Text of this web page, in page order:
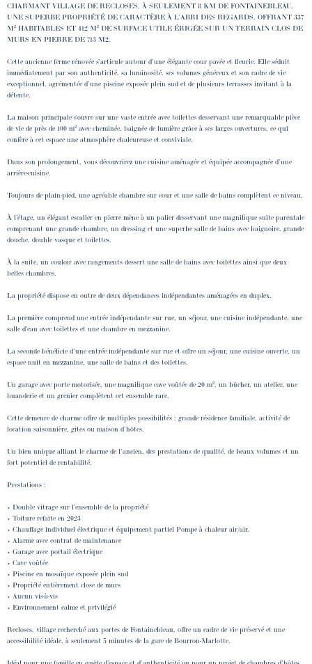
CHARMANT VILLAGE DE RECLOSES, À SEULEMENT 8 KM DE FONTAINEBLEAU,
UNE SUPERBE PROPRIÉTÉ DE CARACTÈRE À L’ABRI DES REGARDS, OFFRANT 337
M² HABITABLES ET 412 M² DE SURFACE UTILE ÉRIGÉE SUR UN TERRAIN CLOS DE
MURS EN PIERRE DE 713 M2.
Cette ancienne ferme rénovée s’articule autour d’une élégante cour pavée et fleurie. Elle séduit
immédiatement par son authenticité, sa luminosité, ses volumes généreux et son cadre de vie
exceptionnel, agrémentée d’une piscine exposée plein sud et de plusieurs terrasses invitant à la
détente.
La maison principale s’ouvre sur une vaste entrée avec toilettes desservant une remarquable pièce
de vie de près de 100 m² avec cheminée, baignée de lumière grâce à ses larges ouvertures, ce qui
confère à cet espace une atmosphère chaleureuse et conviviale.
Dans son prolongement, vous découvrirez une cuisine aménagée et équipée accompagnée d’une
arrière-cuisine.
Toujours de plain-pied, une agréable chambre sur cour et une salle de bains complètent ce niveau.
À l’étage, un élégant escalier en pierre mène à un palier desservant une magnifique suite parentale
comprenant une grande chambre, un dressing et une superbe salle de bains avec baignoire, grande
douche, double vasque et toilettes.
À la suite, un couloir avec rangements dessert une salle de bains avec toilettes ainsi que deux
belles chambres.
La propriété dispose en outre de deux dépendances indépendantes aménagées en duplex.
La première comprend une entrée indépendante sur rue, un séjour, une cuisine indépendante, une
salle d’eau avec toilettes et une chambre en mezzanine.
La seconde bénéficie d’une entrée indépendante sur rue et offre un séjour, une cuisine ouverte, un
espace nuit en mezzanine, une salle de bains et des toilettes.
Un garage avec porte motorisée, une magnifique cave voûtée de 20 m², un bûcher, un atelier, une
buanderie et un grenier complètent cet ensemble rare.
Cette demeure de charme offre de multiples possibilités : grande résidence familiale, activité de
location saisonnière, gîtes ou maison d’hôtes.
Un bien unique alliant le charme de l’ancien, des prestations de qualité, de beaux volumes et un
fort potentiel de rentabilité.
Prestations :
• Double vitrage sur l’ensemble de la propriété
• Toiture refaite en 2023
• Chauffage individuel électrique et équipement partiel Pompe à chaleur air/air.
• Alarme avec contrat de maintenance
• Garage avec portail électrique
• Cave voûtée
• Piscine en mosaïque exposée plein sud
• Propriété entièrement close de murs
• Aucun vis-à-vis
• Environnement calme et privilégié
Recloses, village recherché aux portes de Fontainebleau, offre un cadre de vie préservé et une
accessibilité idéale, à seulement 5 minutes de la gare de Bourron-Marlotte.